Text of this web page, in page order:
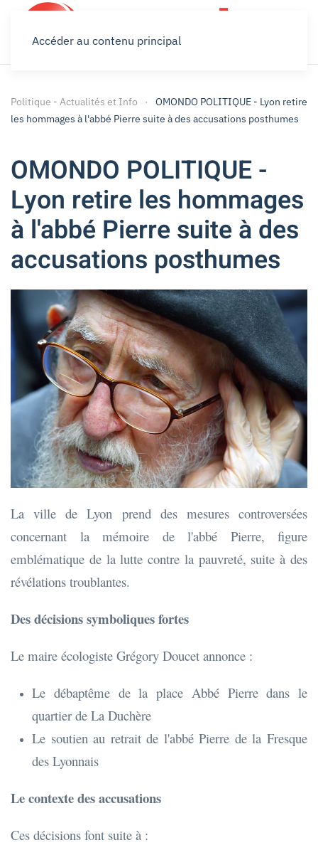
Accéder au contenu principal
Politique - Actualités et Info
OMONDO POLITIQUE - Lyon retire
les hommages à l'abbé Pierre suite à des accusations posthumes
OMONDO POLITIQUE -
Lyon retire les hommages
à l'abbé Pierre suite à des
accusations posthumes
La ville de Lyon prend des mesures controversées
concernant la mémoire de l'abbé Pierre, figure
emblématique de la lutte contre la pauvreté, suite à des
révélations troublantes.
Des décisions symboliques fortes
Le maire écologiste Grégory Doucet annonce :
Le débaptême de la place Abbé Pierre dans le
quartier de La Duchère
Le soutien au retrait de l'abbé Pierre de la Fresque
des Lyonnais
Le contexte des accusations
Ces décisions font suite à :